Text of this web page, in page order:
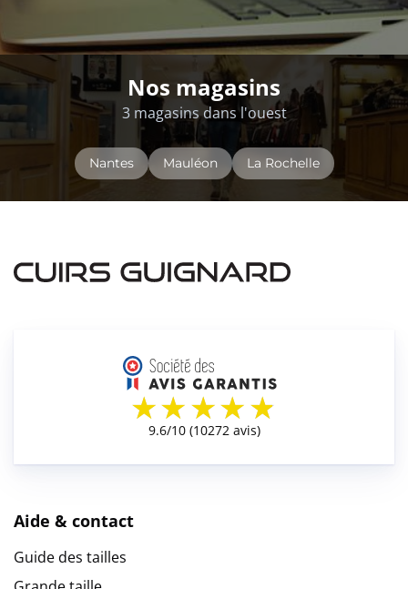
Nos magasins
3 magasins dans l'ouest
Nantes Mauléon La Rochelle
Aide & contact
Guide des tailles